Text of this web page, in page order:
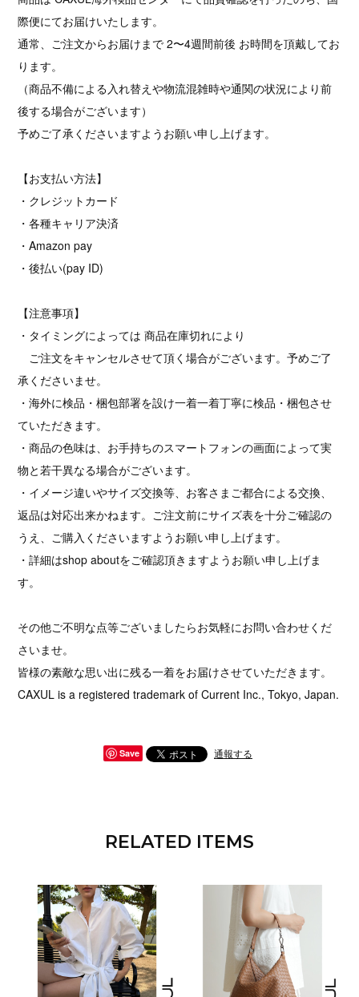
際便にてお届けいたします。
通常、ご注文からお届けまで 2〜4週間前後 お時間を頂戴してお
ります。
（商品不備による入れ替えや物流混雑時や通関の状況により前
後する場合がございます）
予めご了承くださいますようお願い申し上げます。
【お支払い方法】
・クレジットカード
・各種キャリア決済
・Amazon pay
・後払い(pay ID)
【注意事項】
・タイミングによっては 商品在庫切れにより
ご注文をキャンセルさせて頂く場合がございます。予めご了
承くださいませ。
・海外に検品・梱包部署を設け一着一着丁寧に検品・梱包させ
ていただきます。
・商品の色味は、お手持ちのスマートフォンの画面によって実
物と若干異なる場合がございます。
・イメージ違いやサイズ交換等、お客さまご都合による交換、
返品は対応出来かねます。ご注文前にサイズ表を十分ご確認の
うえ、ご購入くださいますようお願い申し上げます。
・詳細はshop aboutをご確認頂きますようお願い申し上げま
す。
その他ご不明な点等ございましたらお気軽にお問い合わせくだ
さいませ。
皆様の素敵な思い出に残る一着をお届けさせていただきます。
CAXUL is a registered trademark of Current Inc., Tokyo, Japan.
Save 通報する
RELATED ITEMS